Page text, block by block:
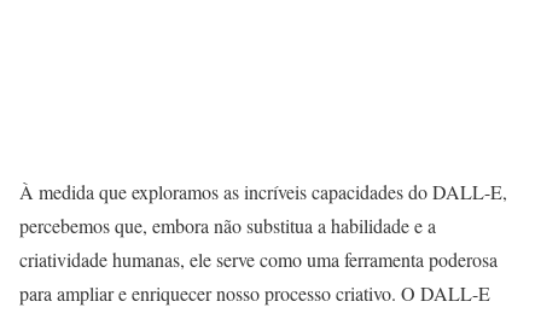
À medida que exploramos as incríveis capacidades do DALL-E,
percebemos que, embora não substitua a habilidade e a
criatividade humanas, ele serve como uma ferramenta poderosa
para ampliar e enriquecer nosso processo criativo. O DALL-E